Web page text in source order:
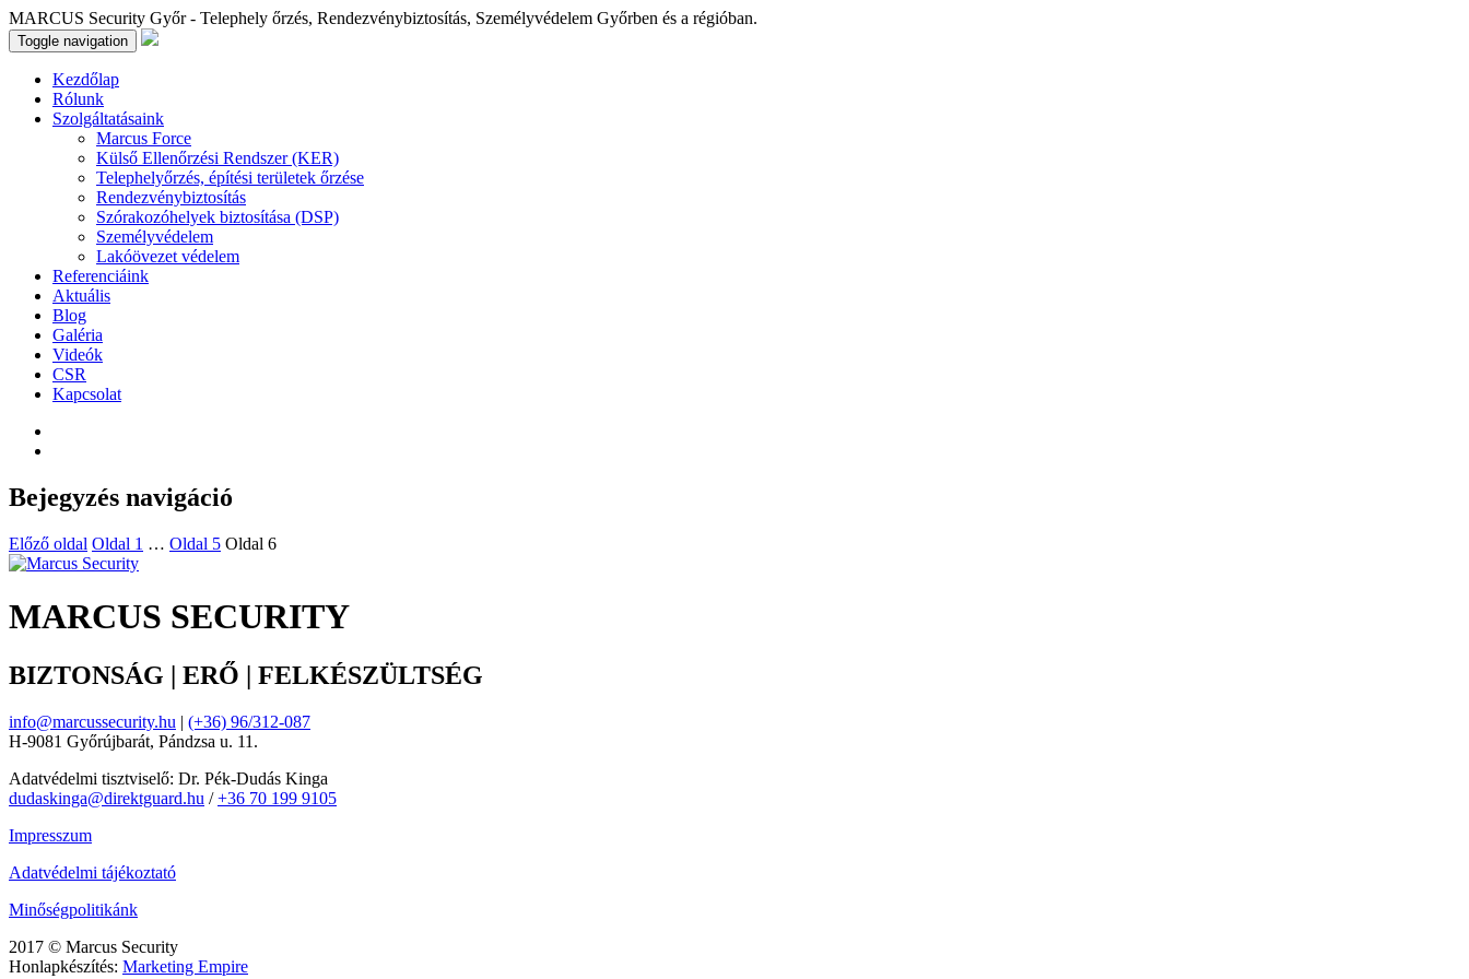
MARCUS Security Győr - Telephely őrzés, Rendezvénybiztosítás, Személyvédelem Győrben és a régióban.
Toggle navigation
Kezdőlap
Rólunk
Szolgáltatásaink
Marcus Force
Külső Ellenőrzési Rendszer (KER)
Telephelyőrzés, építési területek őrzése
Rendezvénybiztosítás
Szórakozóhelyek biztosítása (DSP)
Személyvédelem
Lakóövezet védelem
Referenciáink
Aktuális
Blog
Galéria
Videók
CSR
Kapcsolat
Bejegyzés navigáció
Előző oldal Oldal 1 … Oldal 5 Oldal 6
MARCUS SECURITY
BIZTONSÁG | ERŐ | FELKÉSZÜLTSÉG
info@marcussecurity.hu | (+36) 96/312-087
H-9081 Győrújbarát, Pándzsa u. 11.
Adatvédelmi tisztviselő: Dr. Pék-Dudás Kinga
dudaskinga@direktguard.hu /+36 70 199 9105
Impresszum
Adatvédelmi tájékoztató
Minőségpolitikánk
2017 © Marcus Security
Honlapkészítés: Marketing Empire